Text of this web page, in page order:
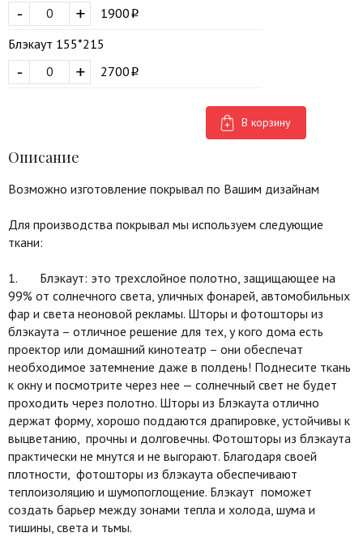
+
-
1900
Блэкаут 155*215
+
- 2700
В корзину
Описание
Возможно изготовление покрывал по Вашим дизайнам
Для производства покрывал мы используем следующие
ткани:
1. Блэкаут: это трехслойное полотно, защищающее на
99% от солнечного света, уличных фонарей, автомобильных
фар и света неоновой рекламы. Шторы и фотошторы из
блэкаута – отличное решение для тех, у кого дома есть
проектор или домашний кинотеатр – они обеспечат
необходимое затемнение даже в полдень! Поднесите ткань
к окну и посмотрите через нее — солнечный свет не будет
проходить через полотно. Шторы из Блэкаута отлично
держат форму, хорошо поддаются драпировке, устойчивы к
выцветанию, прочны и долговечны. Фотошторы из блэкаута
практически не мнутся и не выгорают. Благодаря своей
плотности, фотошторы из блэкаута обеспечивают
теплоизоляцию и шумопоглощение. Блэкаут поможет
создать барьер между зонами тепла и холода, шума и
тишины, света и тьмы.